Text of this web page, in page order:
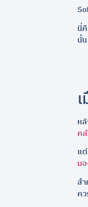
นี่
นั้
ห
ค
แ
ม
ส
ค